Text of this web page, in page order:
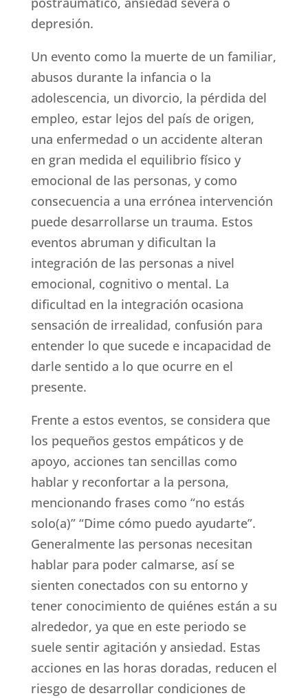
depresión.
Un evento como la muerte de un familiar,
abusos durante la infancia o la
adolescencia, un divorcio, la pérdida del
empleo, estar lejos del país de origen,
una enfermedad o un accidente alteran
en gran medida el equilibrio físico y
emocional de las personas, y como
consecuencia a una errónea intervención
puede desarrollarse un trauma. Estos
eventos abruman y dificultan la
integración de las personas a nivel
emocional, cognitivo o mental. La
dificultad en la integración ocasiona
sensación de irrealidad, confusión para
entender lo que sucede e incapacidad de
darle sentido a lo que ocurre en el
presente.
Frente a estos eventos, se considera que
los pequeños gestos empáticos y de
apoyo, acciones tan sencillas como
hablar y reconfortar a la persona,
mencionando frases como “no estás
solo(a)” “Dime cómo puedo ayudarte”.
Generalmente las personas necesitan
hablar para poder calmarse, así se
sienten conectados con su entorno y
tener conocimiento de quiénes están a su
alrededor, ya que en este periodo se
suele sentir agitación y ansiedad. Estas
acciones en las horas doradas, reducen el
riesgo de desarrollar condiciones de